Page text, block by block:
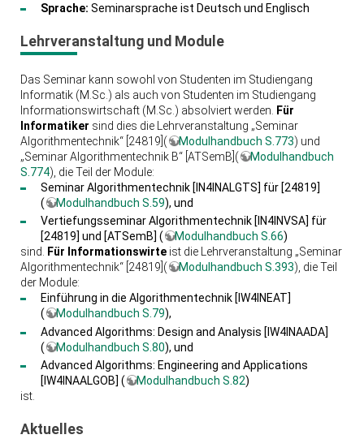
Sprache: Seminarsprache ist Deutsch und Englisch
Lehrveranstaltung und Module
Das Seminar kann sowohl von Studenten im Studiengang
Informatik (M.Sc.) als auch von Studenten im Studiengang
Informationswirtschaft (M.Sc.) absolviert werden.
Für
Informatiker sind dies die Lehrveranstaltung „Seminar
Algorithmentechnik“ [24819](
Modulhandbuch S.773) und
„Seminar Algorithmentechnik B“ [ATSemB](
Modulhandbuch
S.774), die Teil der Module:
Seminar Algorithmentechnik [IN4INALGTS] für [24819]
(
Modulhandbuch S.59), und
Vertiefungsseminar Algorithmentechnik [IN4INVSA] für
[24819] und [ATSemB] (
Modulhandbuch S.66)
sind.
Für Informationswirteist die Lehrveranstaltung „Seminar
Algorithmentechnik“ [24819](
Modulhandbuch S.393), die Teil
der Module:
Einführung in die Algorithmentechnik [IW4INEAT]
(
Modulhandbuch S.79),
Advanced Algorithms: Design and Analysis [IW4INAADA]
(
Modulhandbuch S.80), und
Advanced Algorithms: Engineering and Applications
[IW4INAALGOB] (
Modulhandbuch S.82)
ist.
Aktuelles